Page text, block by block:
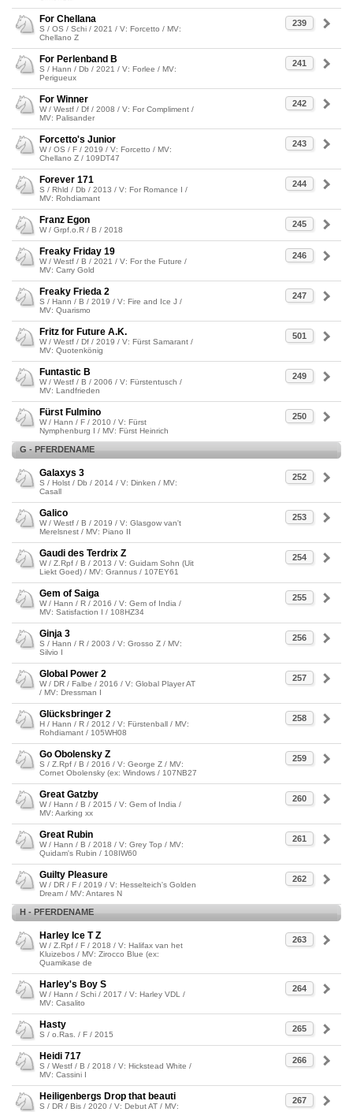
239
For Chellana
S / OS / Schi / 2021 / V: Forcetto / MV:
Chellano Z
241
For Perlenband B
S / Hann / Db / 2021 / V: Forlee / MV:
Perigueux
242
For Winner
W / Westf / Df / 2008 / V: For Compliment /
MV: Palisander
243
Forcetto's Junior
W / OS / F / 2019 / V: Forcetto / MV:
Chellano Z / 109DT47
244
Forever 171
S / Rhld / Db / 2013 / V: For Romance I /
MV: Rohdiamant
245
Franz Egon
W / Grpf.o.R / B / 2018
246
Freaky Friday 19
W / Westf / B / 2021 / V: For the Future /
MV: Carry Gold
247
Freaky Frieda 2
S / Hann / B / 2019 / V: Fire and Ice J /
MV: Quarismo
501
Fritz for Future A.K.
W / Westf / Df / 2019 / V: Fürst Samarant /
MV: Quotenkönig
249
Funtastic B
W / Westf / B / 2006 / V: Fürstentusch /
MV: Landfrieden
250
Fürst Fulmino
W / Hann / F / 2010 / V: Fürst
Nymphenburg I / MV: Fürst Heinrich
G - PFERDENAME
252
Galaxys 3
S / Holst / Db / 2014 / V: Dinken / MV:
Casall
253
Galico
W / Westf / B / 2019 / V: Glasgow van't
Merelsnest / MV: Piano II
254
Gaudi des Terdrix Z
W / Z.Rpf / B / 2013 / V: Guidam Sohn (Uit
Liekt Goed) / MV: Grannus / 107EY61
255
Gem of Saiga
W / Hann / R / 2016 / V: Gem of India /
MV: Satisfaction I / 108HZ34
256
Ginja 3
S / Hann / R / 2003 / V: Grosso Z / MV:
Silvio I
257
Global Power 2
W / DR / Falbe / 2016 / V: Global Player AT
/ MV: Dressman I
258
Glücksbringer 2
H / Hann / R / 2012 / V: Fürstenball / MV:
Rohdiamant / 105WH08
259
Go Obolensky Z
S / Z.Rpf / B / 2016 / V: George Z / MV:
Cornet Obolensky (ex: Windows / 107NB27
260
Great Gatzby
W / Hann / B / 2015 / V: Gem of India /
MV: Aarking xx
261
Great Rubin
W / Hann / B / 2018 / V: Grey Top / MV:
Quidam's Rubin / 108IW60
262
Guilty Pleasure
W / DR / F / 2019 / V: Hesselteich's Golden
Dream / MV: Antares N
H - PFERDENAME
263
Harley Ice T Z
W / Z.Rpf / F / 2018 / V: Halifax van het
Kluizebos / MV: Zirocco Blue (ex:
Quamikase de
264
Harley's Boy S
W / Hann / Schi / 2017 / V: Harley VDL /
MV: Casalito
265
Hasty
S / o.Ras. / F / 2015
266
Heidi 717
S / Westf / B / 2018 / V: Hickstead White /
MV: Cassini I
267
Heiligenbergs Drop that beauti
S / DR / Bis / 2020 / V: Debut AT / MV: